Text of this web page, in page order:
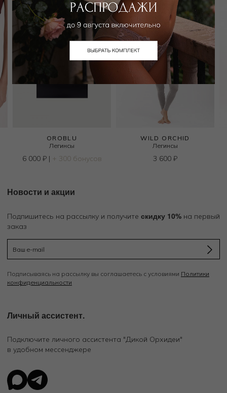
OROBLU
Легинсы
6 000 ₽| + 300 бонусов
WILD ORCHID
Легинсы
3 600 ₽
Новости и акции
Подпишитесь на рассылку и получите скидку 10% на первый
заказ
Подписываясь на рассылку вы соглашаетесь с условиями Политики
конфиденциальности
Личный ассистент.
Подключите личного ассистента "Дикой Орхидеи"
в удобном мессенджере